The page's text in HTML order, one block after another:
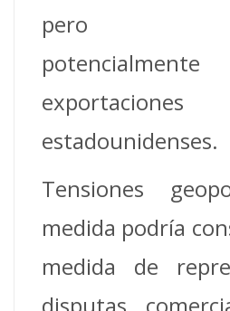
pero
exportaciones
estadounidenses.
Tensiones
medida podría
medida de
disputas